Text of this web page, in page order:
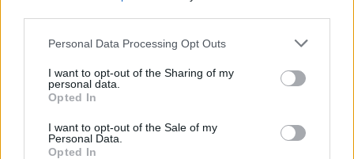
Please note that this website/app uses one or more Google
not limited to your visit or usage behaviour. You may click to
grant or deny consent to Google and its third-party tags to
use your data for below specified purposes in below Google
consent section.
Personal Data Processing Opt Outs
I want to opt-out of the Sharing of my
personal data.
Opted In
I want to opt-out of the Sale of my
Personal Data.
Opted In